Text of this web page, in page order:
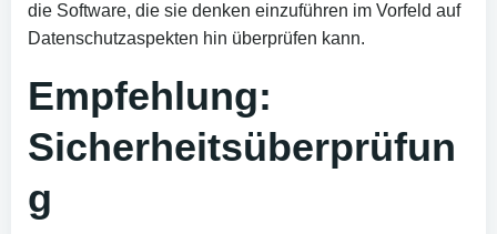
die Software, die sie denken einzuführen im Vorfeld auf
Datenschutzaspekten hin überprüfen kann.
Empfehlung:
Sicherheitsüberprüfun
g